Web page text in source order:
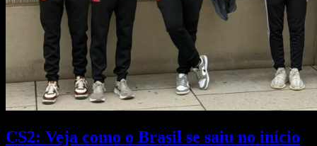
CS2: Veja como o Brasil se saiu no início